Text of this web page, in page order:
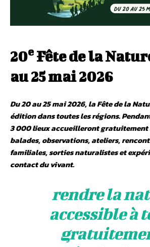
20e Fête de la
au 25 mai 2026
Du 20 au 25 mai 2026, la Fête de la
édition dans toutes les régions.
3 000 lieux accueilleront gratuitement
balades, observations, ateliers,
familiales, sorties naturalistes et
contact du vivant.
rendre la
accessible à